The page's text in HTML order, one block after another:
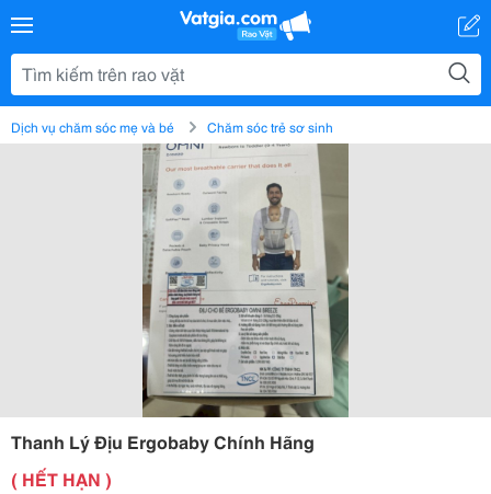
Dịch vụ chăm sóc mẹ và bé Chăm sóc trẻ sơ sinh
Thanh Lý Địu Ergobaby Chính Hãng
( HẾT HẠN )